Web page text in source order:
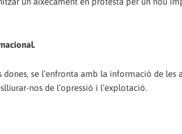
se l’enfronta amb la informació de les
nos de l’opressió i l’explotació.